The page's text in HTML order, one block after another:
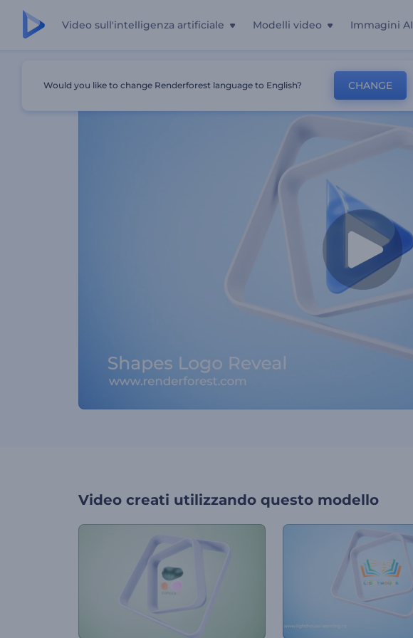
Video sull'intelligenza artificiale Modelli video Immagini AI
Video creati utilizzando questo modello
Would you like to change Renderforest language to English? CHANGE